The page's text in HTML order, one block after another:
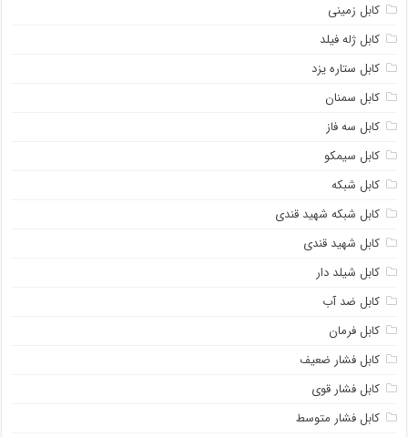
کابل زمینی
کابل ژله فیلد
کابل ستاره یزد
کابل سمنان
کابل سه فاز
کابل سیمکو
کابل شبکه
کابل شبکه شهید قندی
کابل شهید قندی
کابل شیلد دار
کابل ضد آب
کابل فرمان
کابل فشار ضعیف
کابل فشار قوی
کابل فشار متوسط